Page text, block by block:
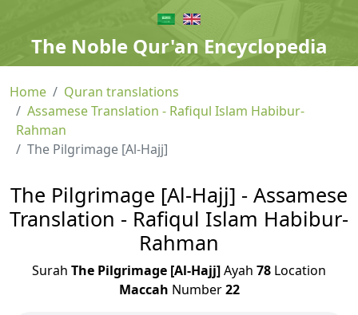
The Noble Qur'an Encyclopedia
Home
Quran translations
Assamese Translation - Rafiqul Islam Habibur-
Rahman
The Pilgrimage [Al-Hajj]
The Pilgrimage [Al-Hajj] - Assamese
Translation - Rafiqul Islam Habibur-
Rahman
Surah The Pilgrimage [Al-Hajj]Ayah 78 Location
Maccah Number22